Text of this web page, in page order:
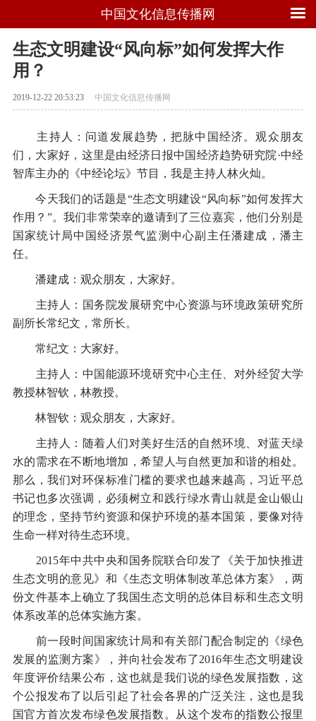
中国文化信息传播网
生态文明建设“风向标”如何发挥大作
用？
2019-12-22 20:53:23 中国文化信息传播网
主持人：问道发展趋势，把脉中国经济。观众朋友
们，大家好，这里是由经济日报中国经济趋势研究院·中经
智库主办的《中经论坛》节目，我是主持人林火灿。
今天我们的话题是“生态文明建设“风向标”如何发挥大
作用？”。我们非常荣幸的邀请到了三位嘉宾，他们分别是
国家统计局中国经济景气监测中心副主任潘建成，潘主
任。
潘建成：观众朋友，大家好。
主持人：国务院发展研究中心资源与环境政策研究所
副所长常纪文，常所长。
常纪文：大家好。
主持人：中国能源环境研究中心主任、对外经贸大学
教授林智钦，林教授。
林智钦：观众朋友，大家好。
主持人：随着人们对美好生活的自然环境、对蓝天绿
水的需求在不断地增加，希望人与自然更加和谐的相处。
那么，我们对环保标准门槛的要求也越来越高，习近平总
书记也多次强调，必须树立和践行绿水青山就是金山银山
的理念，坚持节约资源和保护环境的基本国策，要像对待
生命一样对待生态环境。
2015年中共中央和国务院联合印发了《关于加快推进
生态文明的意见》和《生态文明体制改革总体方案》，两
份文件基本上确立了我国生态文明的总体目标和生态文明
体系改革的总体实施方案。
前一段时间国家统计局和有关部门配合制定的《绿色
发展的监测方案》，并向社会发布了2016年生态文明建设
年度评价结果公布，这也就是我们说的绿色发展指数，这
个公报发布了以后引起了社会各界的广泛关注，这也是我
国官方首次发布绿色发展指数。从这个发布的指数公报里